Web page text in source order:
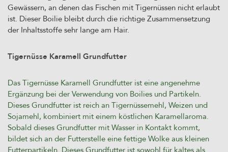
Gewässern, an denen das Fischen mit Tigernüssen nicht erlaubt
ist. Dieser Boilie bleibt durch die richtige Zusammensetzung
der Inhaltsstoffe sehr lange am Hair.
Tigernüsse Karamell Grundfutter
Das Tigernüsse Karamell Grundfutter ist eine angenehme
Ergänzung bei der Verwendung von Boilies und Partikeln.
Dieses Grundfutter ist reich an Tigernüssemehl, Weizen und
Sojamehl, kombiniert mit einem köstlichen Karamellaroma.
Sobald dieses Grundfutter mit Wasser in Kontakt kommt,
bildet sich an der Futterstelle eine fettige Wolke aus kleinen
Futterpartikeln. Dieses Grundfutter ist sowohl für kaltes als